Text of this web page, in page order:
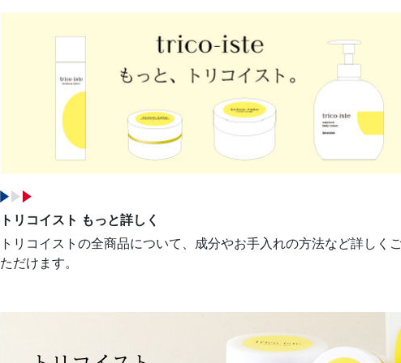
トリコイスト もっと詳しく
トリコイストの全商品について、成分やお手入れの方法など詳しく
ただけます。